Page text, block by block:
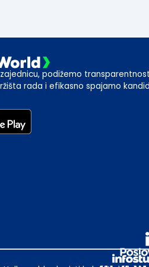
podižemo transparentnost
rada i efikasno spajamo